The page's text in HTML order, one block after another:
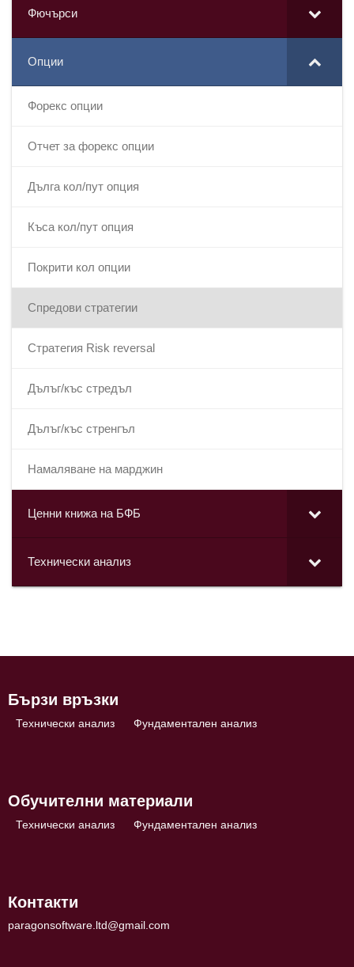
Фючърси
Опции
Форекс опции
Отчет за форекс опции
Дълга кол/пут опция
Къса кол/пут опция
Покрити кол опции
Спредови стратегии
Стратегия Risk reversal
Дълъг/къс стредъл
Дълъг/къс стренгъл
Намаляване на марджин
Ценни книжа на БФБ
Технически анализ
Бързи връзки
Технически анализ Фундаментален анализ
Обучителни материали
Технически анализ Фундаментален анализ
Контакти
paragonsoftware.ltd@gmail.com